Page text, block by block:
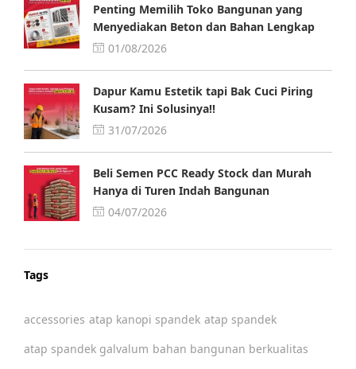
Penting Memilih Toko Bangunan yang
Menyediakan Beton dan Bahan Lengkap
01/08/2026
Dapur Kamu Estetik tapi Bak Cuci Piring
Kusam? Ini Solusinya!!
31/07/2026
Beli Semen PCC Ready Stock dan Murah
Hanya di Turen Indah Bangunan
04/07/2026
Tags
accessories atap kanopi spandek atap spandek
atap spandek galvalum bahan bangunan berkualitas